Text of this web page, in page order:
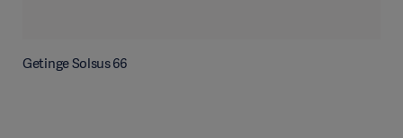
Getinge Solsus 66